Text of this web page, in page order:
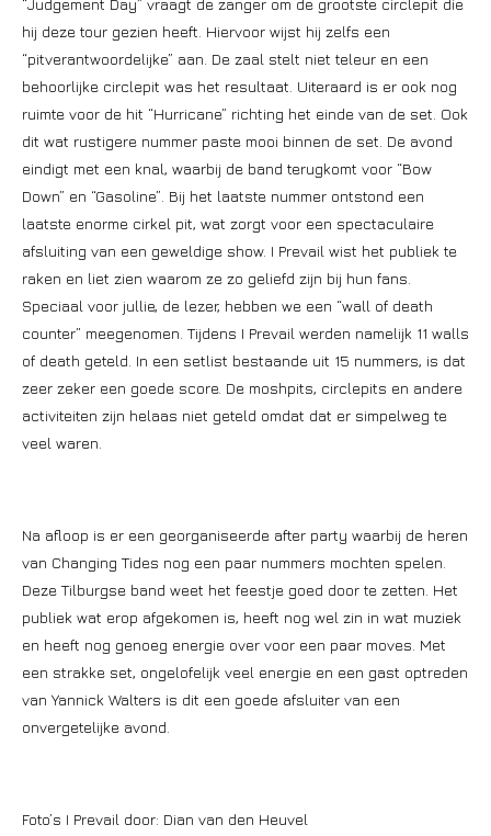
“Judgement Day” vraagt de zanger om de grootste circlepit die
hij deze tour gezien heeft. Hiervoor wijst hij zelfs een
“pitverantwoordelijke” aan. De zaal stelt niet teleur en een
behoorlijke circlepit was het resultaat. Uiteraard is er ook nog
ruimte voor de hit “Hurricane” richting het einde van de set. Ook
dit wat rustigere nummer paste mooi binnen de set. De avond
eindigt met een knal, waarbij de band terugkomt voor “Bow
Down” en “Gasoline”. Bij het laatste nummer ontstond een
laatste enorme cirkel pit, wat zorgt voor een spectaculaire
afsluiting van een geweldige show. I Prevail wist het publiek te
raken en liet zien waarom ze zo geliefd zijn bij hun fans.
Speciaal voor jullie, de lezer, hebben we een “wall of death
counter” meegenomen. Tijdens I Prevail werden namelijk 11 walls
of death geteld. In een setlist bestaande uit 15 nummers, is dat
zeer zeker een goede score. De moshpits, circlepits en andere
activiteiten zijn helaas niet geteld omdat dat er simpelweg te
veel waren.
Na afloop is er een georganiseerde after party waarbij de heren
van Changing Tides nog een paar nummers mochten spelen.
Deze Tilburgse band weet het feestje goed door te zetten. Het
publiek wat erop afgekomen is, heeft nog wel zin in wat muziek
en heeft nog genoeg energie over voor een paar moves. Met
een strakke set, ongelofelijk veel energie en een gast optreden
van Yannick Walters is dit een goede afsluiter van een
onvergetelijke avond.
Foto’s I Prevail door: Dian van den Heuvel